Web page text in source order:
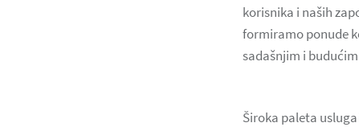
korisnika i naših
formiramo ponude
sadašnjim i
Široka paleta